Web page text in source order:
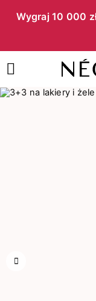
Wygraj 10 000